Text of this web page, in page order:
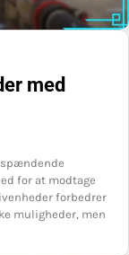
med
spændende
for at modtage
forbedrer
muligheder, men